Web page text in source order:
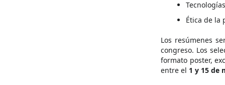
Ética de la
Los resúmenes
congreso. Los
formato poster,
entre el 1 y 15 de